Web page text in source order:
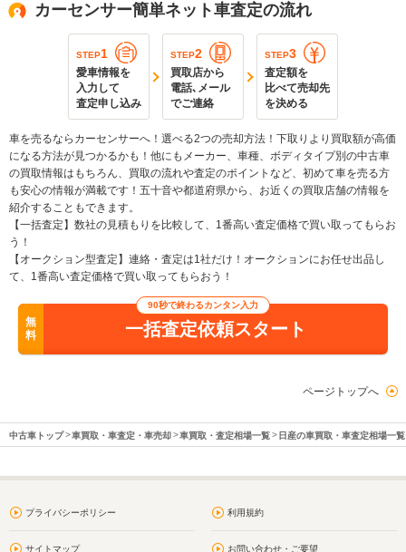
カーセンサー簡単ネット車査定の流れ
STEP1
愛車情報を
入力して
査定申し込み
STEP2
買取店から
電話､メール
でご連絡
STEP3
査定額を
比べて売却先
を決める
車を売るならカーセンサーへ！選べる2つの売却方法！下取りより買取額が高価
になる方法が見つかるかも！他にもメーカー、車種、ボディタイプ別の中古車
の買取情報はもちろん、買取の流れや査定のポイントなど、初めて車を売る方
も安心の情報が満載です！五十音や都道府県から、お近くの買取店舗の情報を
紹介することもできます。
【一括査定】数社の見積もりを比較して、1番高い査定価格で買い取ってもらお
う！
【オークション型査定】連絡・査定は1社だけ！オークションにお任せ出品し
て、1番高い査定価格で買い取ってもらおう！
無
料
90秒で終わるカンタン入力
一括査定依頼スタート
ページトップへ
中古車トップ 車買取・車査定・車売却 車買取・査定相場一覧 日産の車買取・車査定相場一覧
プライバシーポリシー 利用規約
サイトマップ お問い合わせ・ご要望